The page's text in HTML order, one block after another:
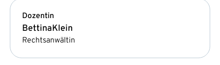
Dozentin
BettinaKlein
Rechtsanwältin